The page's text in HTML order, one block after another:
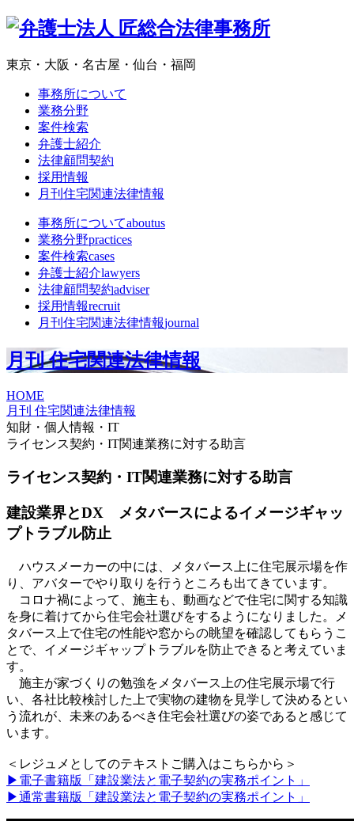
東京・大阪・名古屋・仙台・福岡
事務所について
業務分野
案件検索
弁護士紹介
法律顧問契約
採用情報
月刊住宅関連法律情報
事務所についてaboutus
業務分野practices
案件検索cases
弁護士紹介lawyers
法律顧問契約adviser
採用情報recruit
月刊住宅関連法律情報journal
月刊 住宅関連法律情報
HOME
月刊 住宅関連法律情報
知財・個人情報・IT
ライセンス契約・IT関連業務に対する助言
ライセンス契約・IT関連業務に対する助言
建設業界とDX メタバースによるイメージギャッ
プトラブル防止
ハウスメーカーの中には、メタバース上に住宅展示場を作
り、アバターでやり取りを行うところも出てきています。
コロナ禍によって、施主も、動画などで住宅に関する知識
を身に着けてから住宅会社選びをするようになりました。メ
タバース上で住宅の性能や窓からの眺望を確認してもらうこ
とで、イメージギャップトラブルを防止できると考えていま
す。
施主が家づくりの勉強をメタバース上の住宅展示場で行
い、各社比較検討した上で実物の建物を見学して決めるとい
う流れが、未来のあるべき住宅会社選びの姿であると感じて
います。
＜レジュメとしてのテキストご購入はこちらから＞
▶電子書籍版「建設業法と電子契約の実務ポイント」
▶通常書籍版「建設業法と電子契約の実務ポイント」